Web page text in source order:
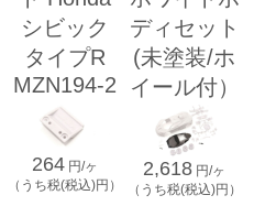
シビック
タイプR
MZN194-2
264 円/ヶ
（うち税(税込)円）
ディセット
(未塗装/ホ
イール付）
2,618 円/ヶ
（うち税(税込)円）